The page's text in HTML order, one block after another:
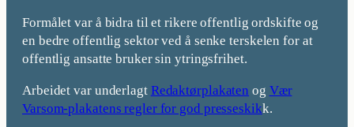
Formålet var å bidra til et rikere offentlig ordskifte og
en bedre offentlig sektor ved å senke terskelen for at
offentlig ansatte bruker sin ytringsfrihet.
Arbeidet var underlagt Redaktørplakaten og Vær
Varsom-plakatens regler for god presseskikk.